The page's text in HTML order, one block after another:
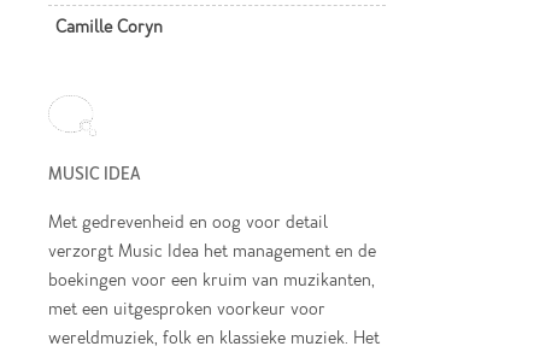
Camille Coryn
MUSIC IDEA
Met gedrevenheid en oog voor detail
verzorgt Music Idea het management en de
boekingen voor een kruim van muzikanten,
met een uitgesproken voorkeur voor
wereldmuziek, folk en klassieke muziek. Het